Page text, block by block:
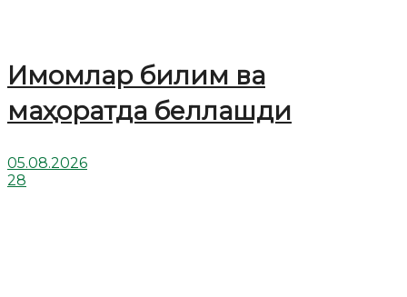
Имомлар билим ва
маҳоратда беллашди
05.08.2026
28